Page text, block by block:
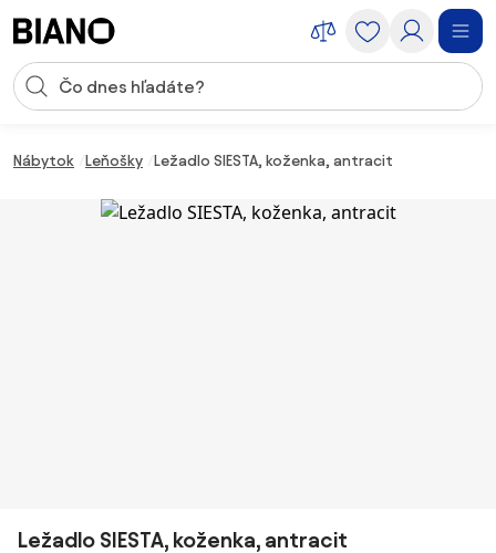
Vstup pre vyhľadávanie
Nábytok Leňošky Ležadlo SIESTA, koženka, antracit
Ležadlo SIESTA, koženka, antracit